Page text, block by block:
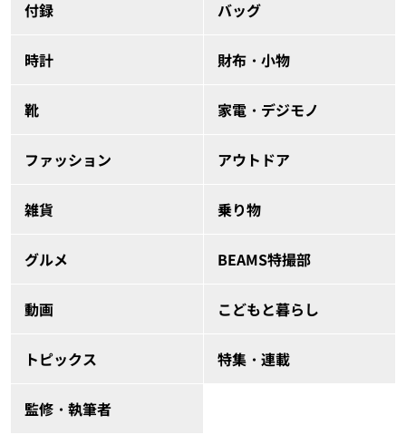
付録 バッグ
時計 財布・小物
靴 家電・デジモノ
ファッション アウトドア
雑貨 乗り物
グルメ BEAMS特撮部
動画 こどもと暮らし
トピックス 特集・連載
監修・執筆者